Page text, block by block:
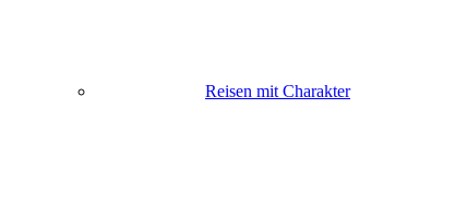
Reisen mit Charakter